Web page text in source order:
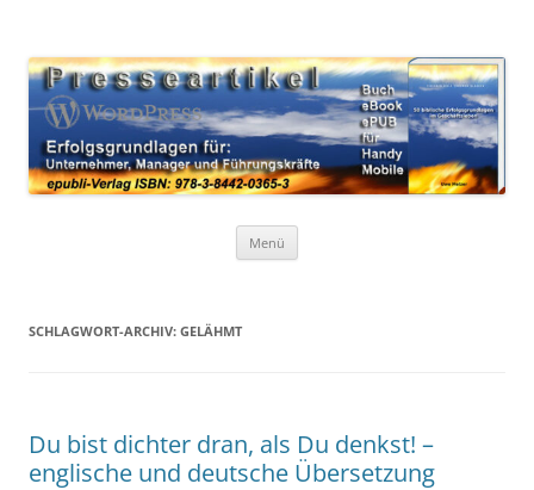
Erfolgsgrundlagen
Menü
SCHLAGWORT-ARCHIV: GELÄHMT
Du bist dichter dran, als Du denkst! –
englische und deutsche Übersetzung